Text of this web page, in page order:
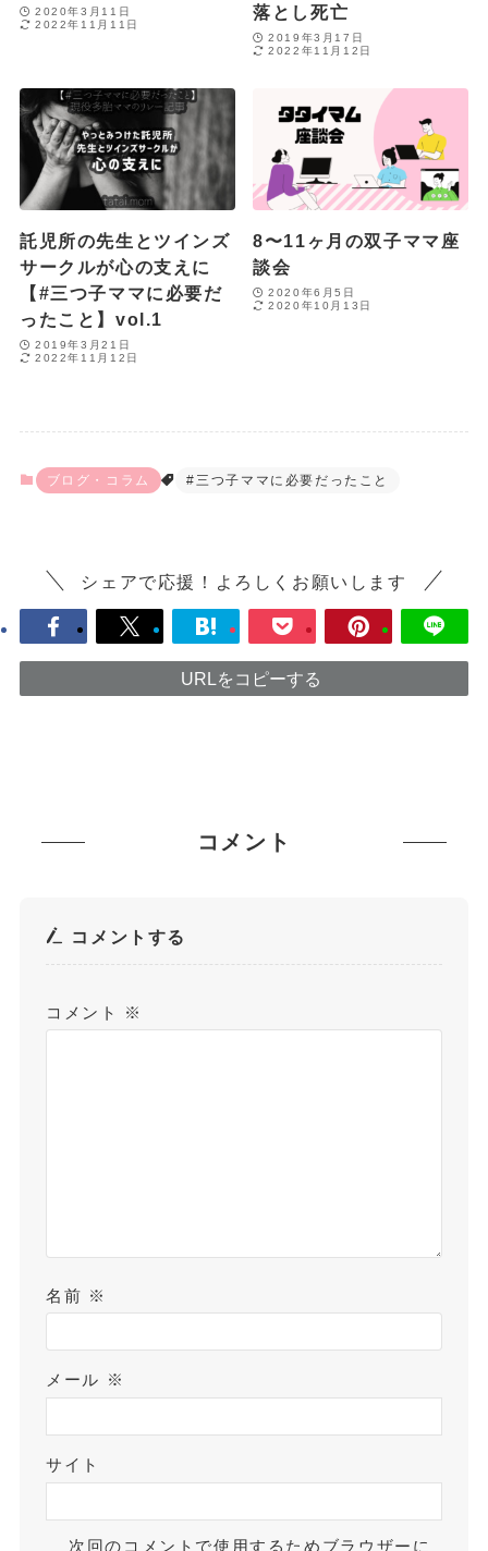
ブログ・コラム #三つ子ママに必要だったこと
シェアで応援！よろしくお願いします
URLをコピーする
2020年3月11日
2022年11月11日
落とし死亡
2019年3月17日
2022年11月12日
託児所の先生とツインズ
サークルが心の支えに
【#三つ子ママに必要だ
ったこと】vol.1
2019年3月21日
2022年11月12日
8〜11ヶ月の双子ママ座
談会
2020年6月5日
2020年10月13日
コメント
コメントする
コメント ※
名前 ※
メール ※
サイト
次回のコメントで使用するためブラウザーに